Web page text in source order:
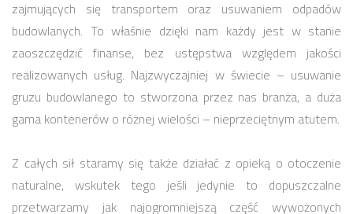
zajmujących się transportem oraz usuwaniem odpadów
budowlanych. To właśnie dzięki nam każdy jest w stanie
zaoszczędzić finanse, bez ustępstwa względem jakości
realizowanych usług. Najzwyczajniej w świecie – usuwanie
gruzu budowlanego to stworzona przez nas branża, a duża
gama kontenerów o różnej wielości – nieprzeciętnym atutem.
Z całych sił staramy się także działać z opieką o otoczenie
naturalne, wskutek tego jeśli jedynie to dopuszczalne
przetwarzamy jak najogromniejszą część wywożonych